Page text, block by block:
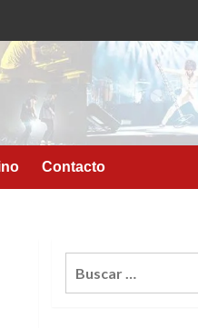
Contacto